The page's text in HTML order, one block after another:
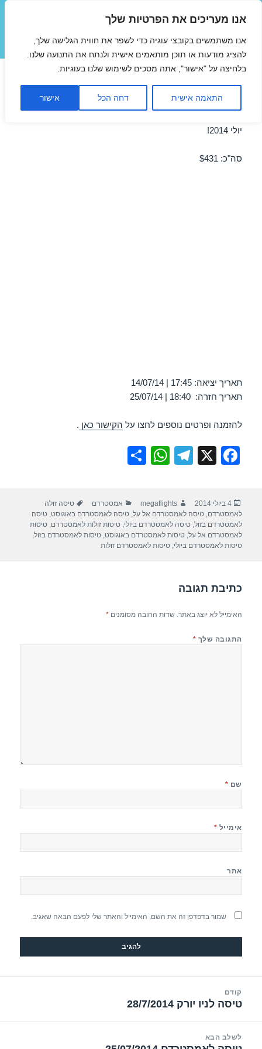
אנו מעריכים את הפרטיות שלך
אנו משתמשים בקובצי עוגיה כדי לשפר את חווית הגלישה שלך,
להציג מודעות או תוכן מותאמים אישית ולנתח את התנועה שלנו.
בלחיצה על "אישור", אתה מסכים לשימוש שלנו בעוגיות.
התאמה אישית דחה הכל אישור
תפריטים
ווידג'טים
טיסה לאמסטרדם 14/07/2014
יולי 2014!
סה"כ: $431
תאריך יציאה: 17:45 | 14/07/14
תאריך חזרה: 18:40 | 25/07/14
להזמנה ופרטים נוספים לחצו על הקישור כאן .
F
e
b
o
k
X
T
gr
a
m
W
s
A
p
e
פורסם
בתאריך
4 ביולי 2014 מחבר
megaflights קטגוריות
אמסטרדם תגיות
טיסה זולה
לאמסטרדם,טיסה לאמסטרדם אל על,טיסה לאמסטרדם באוגוסט,טיסה
לאמסטרדם בזול,טיסה לאמסטרדם ביולי,טיסות זולות לאמסטרדם,טיסות
לאמסטרדם אל על,טיסות לאמסטרדם באוגוסט,טיסות לאמסטרדם בזול,
טיסות לאמסטרדם ביולי,טיסות לאמסטרדם זולות
כתיבת תגובה
האימייל לא יוצג באתר. שדות החובה מסומנים*
התגובה שלך *
שם *
אימייל *
אתר
שמור בדפדפן זה את השם, האימייל והאתר שלי לפעם הבאה שאגיב.
קודם
הפוסט
טיסה לניו יורק 28/7/2014
לשלב הבא